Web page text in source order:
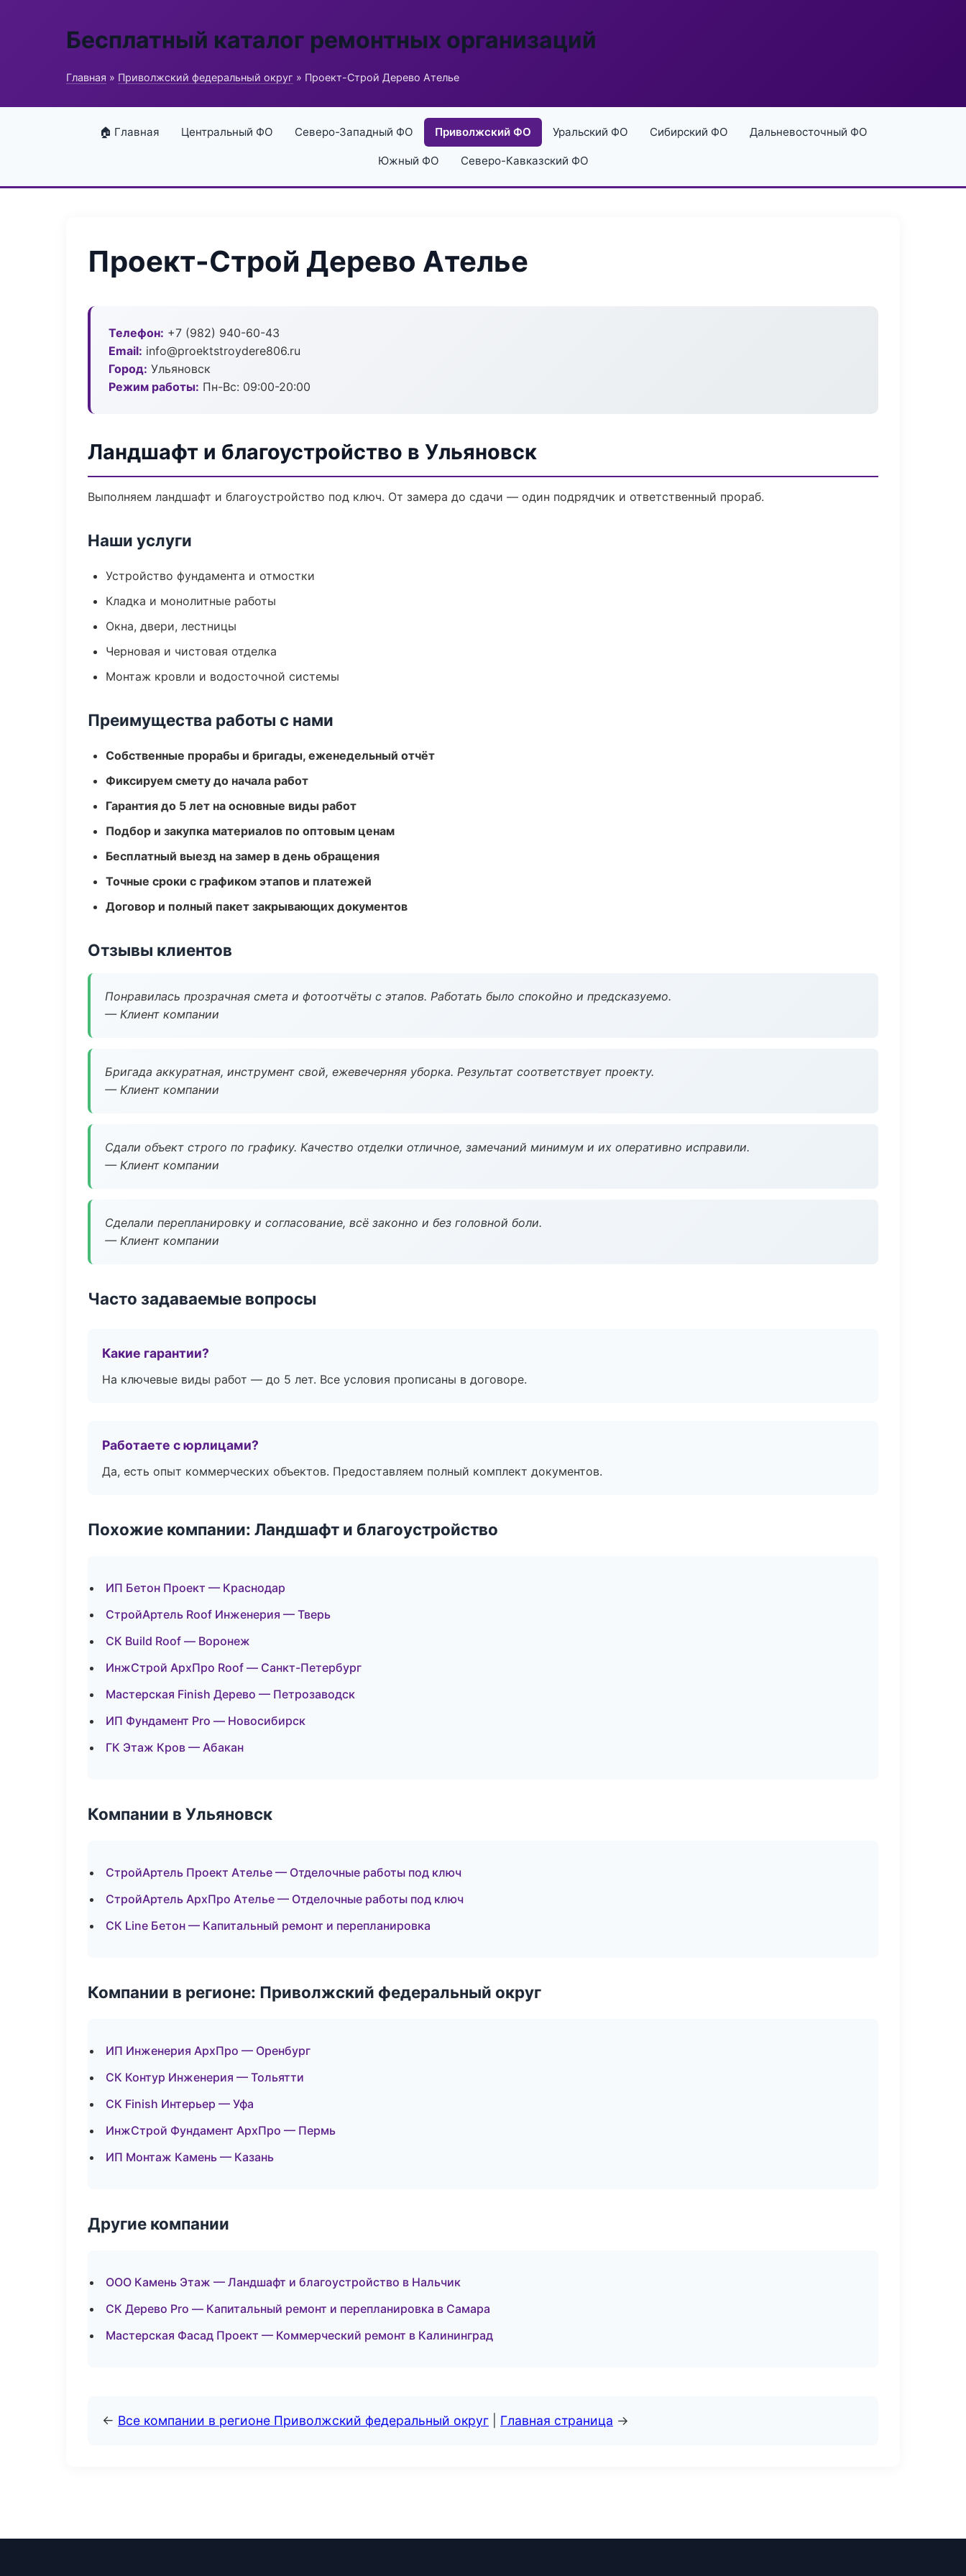
Бесплатный каталог ремонтных организаций
Главная » Приволжский федеральный округ » Проект-Строй Дерево Ателье
🏠 Главная Центральный ФО Северо-Западный ФО Приволжский ФО Уральский ФО Сибирский ФО Дальневосточный ФО
Южный ФО Северо-Кавказский ФО
Проект-Строй Дерево Ателье
Телефон: +7 (982) 940-60-43
Email: info@proektstroydere806.ru
Город: Ульяновск
Режим работы: Пн-Вс: 09:00-20:00
Ландшафт и благоустройство в Ульяновск
Выполняем ландшафт и благоустройство под ключ. От замера до сдачи — один подрядчик и ответственный прораб.
Наши услуги
Устройство фундамента и отмостки
Кладка и монолитные работы
Окна, двери, лестницы
Черновая и чистовая отделка
Монтаж кровли и водосточной системы
Преимущества работы с нами
Собственные прорабы и бригады, еженедельный отчёт
Фиксируем смету до начала работ
Гарантия до 5 лет на основные виды работ
Подбор и закупка материалов по оптовым ценам
Бесплатный выезд на замер в день обращения
Точные сроки с графиком этапов и платежей
Договор и полный пакет закрывающих документов
Отзывы клиентов
Понравилась прозрачная смета и фотоотчёты с этапов. Работать было спокойно и предсказуемо.
— Клиент компании
Бригада аккуратная, инструмент свой, ежевечерняя уборка. Результат соответствует проекту.
— Клиент компании
Сдали объект строго по графику. Качество отделки отличное, замечаний минимум и их оперативно исправили.
— Клиент компании
Сделали перепланировку и согласование, всё законно и без головной боли.
— Клиент компании
Часто задаваемые вопросы
Какие гарантии?
На ключевые виды работ — до 5 лет. Все условия прописаны в договоре.
Работаете с юрлицами?
Да, есть опыт коммерческих объектов. Предоставляем полный комплект документов.
Похожие компании: Ландшафт и благоустройство
ИП Бетон Проект — Краснодар
СтройАртель Roof Инженерия — Тверь
СК Build Roof — Воронеж
ИнжСтрой АрхПро Roof — Санкт-Петербург
Мастерская Finish Дерево — Петрозаводск
ИП Фундамент Pro — Новосибирск
ГК Этаж Кров — Абакан
Компании в Ульяновск
СтройАртель Проект Ателье — Отделочные работы под ключ
СтройАртель АрхПро Ателье — Отделочные работы под ключ
СК Line Бетон — Капитальный ремонт и перепланировка
Компании в регионе: Приволжский федеральный округ
ИП Инженерия АрхПро — Оренбург
СК Контур Инженерия — Тольятти
СК Finish Интерьер — Уфа
ИнжСтрой Фундамент АрхПро — Пермь
ИП Монтаж Камень — Казань
Другие компании
ООО Камень Этаж — Ландшафт и благоустройство в Нальчик
СК Дерево Pro — Капитальный ремонт и перепланировка в Самара
Мастерская Фасад Проект — Коммерческий ремонт в Калининград
← Все компании в регионе Приволжский федеральный округ Главная страница →